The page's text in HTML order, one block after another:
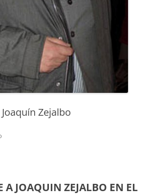
Zejalbo
A JOAQUIN ZEJALBO EN EL